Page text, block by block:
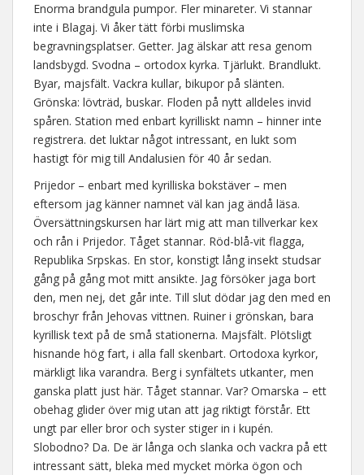
Enorma brandgula pumpor. Fler minareter. Vi stannar
inte i Blagaj. Vi åker tätt förbi muslimska
begravningsplatser. Getter. Jag älskar att resa genom
landsbygd. Svodna – ortodox kyrka. Tjärlukt. Brandlukt.
Byar, majsfält. Vackra kullar, bikupor på slänten.
Grönska: lövträd, buskar. Floden på nytt alldeles invid
spåren. Station med enbart kyrilliskt namn – hinner inte
registrera. det luktar något intressant, en lukt som
hastigt för mig till Andalusien för 40 år sedan.
Prijedor – enbart med kyrilliska bokstäver – men
eftersom jag känner namnet väl kan jag ändå läsa.
Översättningskursen har lärt mig att man tillverkar kex
och rån i Prijedor. Tåget stannar. Röd-blå-vit flagga,
Republika Srpskas. En stor, konstigt lång insekt studsar
gång på gång mot mitt ansikte. Jag försöker jaga bort
den, men nej, det går inte. Till slut dödar jag den med en
broschyr från Jehovas vittnen. Ruiner i grönskan, bara
kyrillisk text på de små stationerna. Majsfält. Plötsligt
hisnande hög fart, i alla fall skenbart. Ortodoxa kyrkor,
märkligt lika varandra. Berg i synfältets utkanter, men
ganska platt just här. Tåget stannar. Var? Omarska – ett
obehag glider över mig utan att jag riktigt förstår. Ett
ungt par eller bror och syster stiger in i kupén.
Slobodno? Da. De är långa och slanka och vackra på ett
intressant sätt, bleka med mycket mörka ögon och